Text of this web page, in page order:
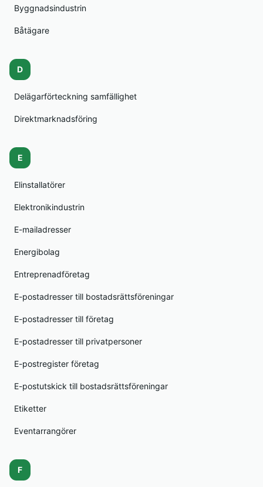
Byggnadsindustrin
Båtägare
D
Delägarförteckning samfällighet
Direktmarknadsföring
E
Elinstallatörer
Elektronikindustrin
E-mailadresser
Energibolag
Entreprenadföretag
E-postadresser till bostadsrättsföreningar
E-postadresser till företag
E-postadresser till privatpersoner
E-postregister företag
E-postutskick till bostadsrättsföreningar
Etiketter
Eventarrangörer
F